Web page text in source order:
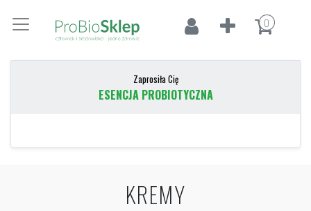
0
Zaprosiła Cię
ESENCJA PROBIOTYCZNA
KREMY